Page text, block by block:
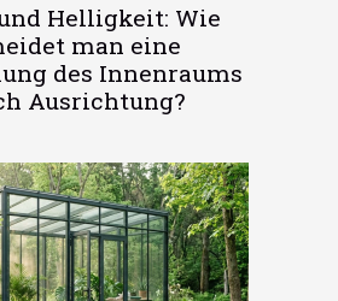
Helligkeit: Wie
man eine
des Innenraums
Ausrichtung?